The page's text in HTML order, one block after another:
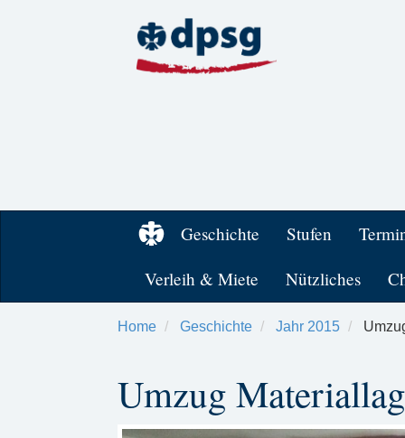
Geschichte Stufen
Verleih & Miete
Nützliches
Home Geschichte Jahr 2015
Umzug